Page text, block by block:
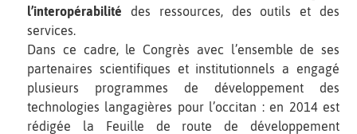
l’interopérabilité des ressources, des outils et des
services.
Dans ce cadre, le Congrès avec l’ensemble de ses
partenaires scientifiques et institutionnels a engagé
plusieurs programmes de développement des
technologies langagières pour l’occitan : en 2014 est
rédigée la Feuille de route de développement